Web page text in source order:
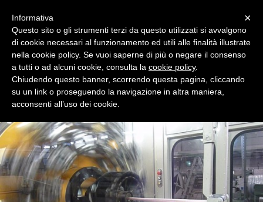
Tecnologie avanzate per l'industria dei tubi in
gomma
×
Informativa
Questo sito o gli strumenti terzi da questo utilizzati si avvalgono
di cookie necessari al funzionamento ed utili alle finalità illustrate
nella cookie policy. Se vuoi saperne di più o negare il consenso
a tutti o ad alcuni cookie, consulta la cookie policy.
Chiudendo questo banner, scorrendo questa pagina, cliccando
su un link o proseguendo la navigazione in altra maniera,
acconsenti all’uso dei cookie.